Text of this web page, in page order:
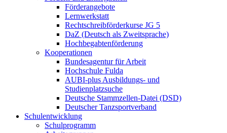
Förderangebote
Lernwerkstatt
Rechtschreibförderkurse JG 5
DaZ (Deutsch als Zweitsprache)
Hochbegabtenförderung
Kooperationen
Bundesagentur für Arbeit
Hochschule Fulda
AUBI-plus Ausbildungs- und
Studienplatzsuche
Deutsche Stammzellen-Datei (DSD)
Deutscher Tanzsportverband
Schulentwicklung
Schulprogramm